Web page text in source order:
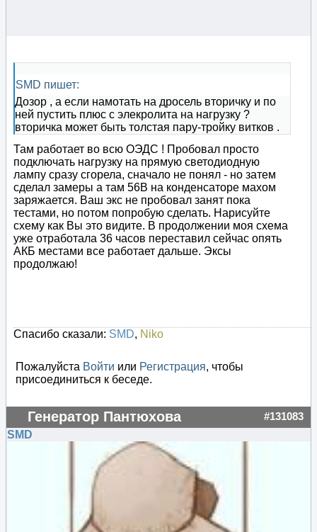
SMD пишет:
Дозор , а если намотать на дросель вторичку и по
ней пустить плюс с элекролита на нагрузку ?
вторичка может быть толстая пару-тройку витков .
Там работает во всю ОЭДС ! Пробовал просто
подключать нагрузку на прямую светодиодную
лампу сразу сгорела, сначало не понял - но затем
сделал замеры а там 56В на конденсаторе махом
заряжается. Ваш экс не пробовал занят пока
тестами, но потом попробую сделать. Нарисуйте
схему как Вы это видите. В продолжении моя схема
уже отработала 36 часов переставил сейчас опять
АКБ местами все работает дальше. Эксы
продолжаю!
Спасибо сказали: SMD, Niko
Пожалуйста Войти или Регистрация, чтобы
присоединиться к беседе.
Генератор Пантюхова #131083
SMD